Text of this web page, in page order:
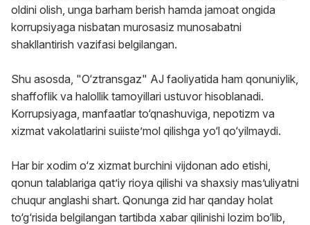
oldini olish, unga barham berish hamda jamoat ongida
korrupsiyaga nisbatan murosasiz munosabatni
shakllantirish vazifasi belgilangan.
Shu asosda, "O‘ztransgaz" AJ faoliyatida ham qonuniylik,
shaffoflik va halollik tamoyillari ustuvor hisoblanadi.
Korrupsiyaga, manfaatlar to‘qnashuviga, nepotizm va
xizmat vakolatlarini suiisteʼmol qilishga yo‘l qo‘yilmaydi.
Har bir xodim o‘z xizmat burchini vijdonan ado etishi,
qonun talablariga qatʼiy rioya qilishi va shaxsiy masʼuliyatni
chuqur anglashi shart. Qonunga zid har qanday holat
to‘g‘risida belgilangan tartibda xabar qilinishi lozim bo‘lib,